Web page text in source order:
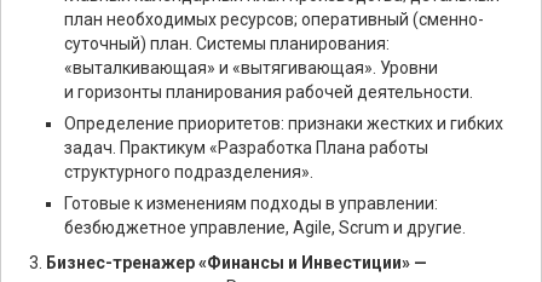
план необходимых ресурсов; оперативный (сменно-
суточный) план. Системы планирования:
«выталкивающая» и «вытягивающая». Уровни
и горизонты планирования рабочей деятельности.
Определение приоритетов: признаки жестких и гибких
задач. Практикум «Разработка Плана работы
структурного подразделения».
Готовые к изменениям подходы в управлении:
безбюджетное управление, Agile, Scrum и другие.
Бизнес-тренажер «Финансы и Инвестиции» —